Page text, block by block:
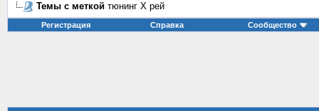
Темы с меткой тюнинг Х рей
Регистрация Справка Сообщество